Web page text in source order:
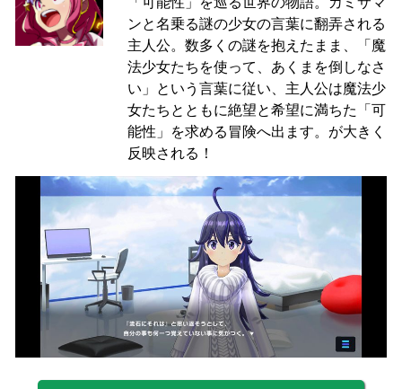
ンと名乗る謎の少女の言葉に翻弄される
主人公。数多くの謎を抱えたまま、「魔
法少女たちを使って、あくまを倒しなさ
い」という言葉に従い、主人公は魔法少
女たちとともに絶望と希望に満ちた「可
能性」を求める冒険へ出ます。が大きく
反映される！